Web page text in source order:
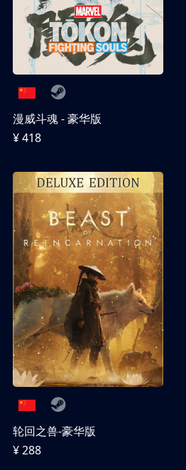
漫威斗魂 - 豪华版
¥ 418
轮回之兽-豪华版
¥ 288